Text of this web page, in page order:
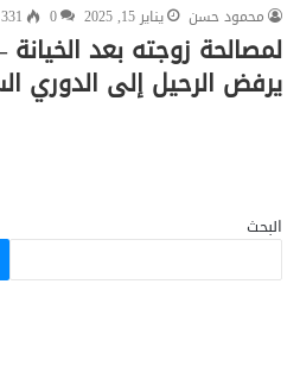
محمود حسن
يناير 15, 2025 0
331
لمصالحة زوجته بعد
يرفض الرحيل إلى الدوري
البحث